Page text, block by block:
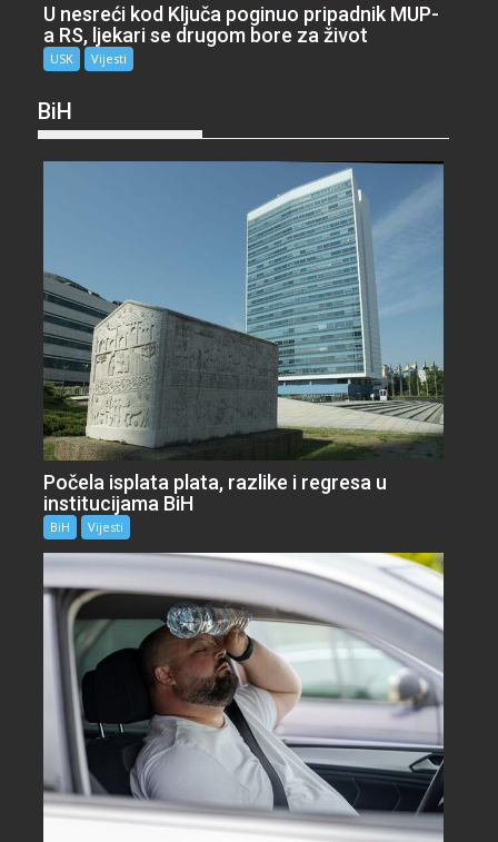
U nesreći kod Ključa poginuo pripadnik MUP-
a RS, ljekari se drugom bore za život
USK Vijesti
BiH
Počela isplata plata, razlike i regresa u
institucijama BiH
BiH Vijesti